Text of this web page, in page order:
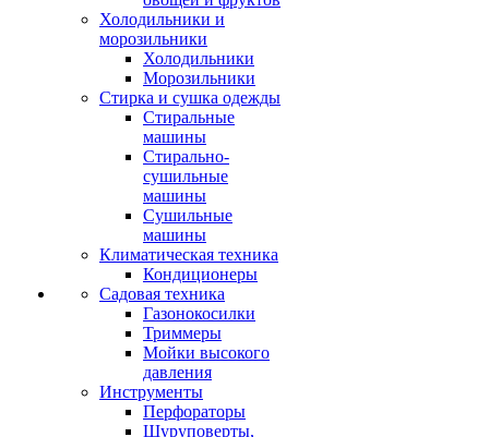
Холодильники и
морозильники
Холодильники
Морозильники
Стирка и сушка одежды
Стиральные
машины
Стирально-
сушильные
машины
Сушильные
машины
Климатическая техника
Кондиционеры
Садовая техника
Газонокосилки
Триммеры
Мойки высокого
давления
Инструменты
Перфораторы
Шуруповерты,